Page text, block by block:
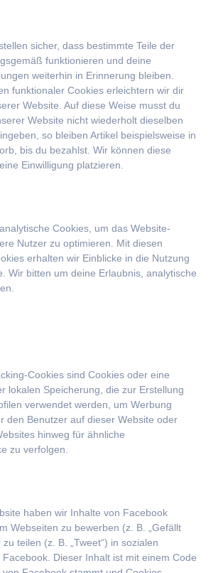
sicher, dass bestimmte Teile der
funktionieren und deine
weiterhin in Erinnerung bleiben.
funktionaler Cookies erleichtern wir dir
Website. Auf diese Weise musst du
Website nicht wiederholt dieselben
so bleiben Artikel beispielsweise in
bis du bezahlst. Wir können diese
Einwilligung platzieren.
Cookies, um das Website-
Nutzer zu optimieren. Mit diesen
erhalten wir Einblicke in die Nutzung
Wir bitten um deine Erlaubnis, analytische
Cookies sind Cookies oder eine
lokalen Speicherung, die zur Erstellung
verwendet werden, um Werbung
den Benutzer auf dieser Website oder
hinweg für ähnliche
zu verfolgen.
haben wir Inhalte von Facebook
Webseiten zu bewerben (z. B. „Gefällt
zu teilen (z. B. „Tweet“) in sozialen
Facebook. Dieser Inhalt ist mit einem Code